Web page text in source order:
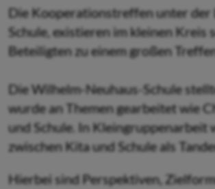
Die Kooperationstreffen unter der
Schule, existieren im kleinen Kreis
Beteiligten zu einem großen
Die Wilhelm-Neuhaus-Schule
wurde an Themen gearbeitet wie
und Schule. In
zwischen Kita und Schule als
Hierbei sind Perspektiven,